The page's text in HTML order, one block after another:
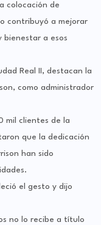
colocación de
contribuyó a mejorar
bienestar a esos
Real II, destacan la
como administrador
mil clientes de la
que la dedicación
han sido
el gesto y dijo
no lo recibe a título